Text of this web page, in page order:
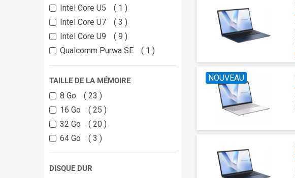
Intel Core U5
1
Intel Core U7
3
Intel Core U9
9
Qualcomm Purwa SE
1
TAILLE DE LA MÉMOIRE
8 Go
23
16 Go
25
32 Go
20
64 Go
3
DISQUE DUR
NOUVEAU